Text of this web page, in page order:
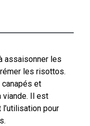
assaisonner les
les risottos.
et
viande. Il est
pour